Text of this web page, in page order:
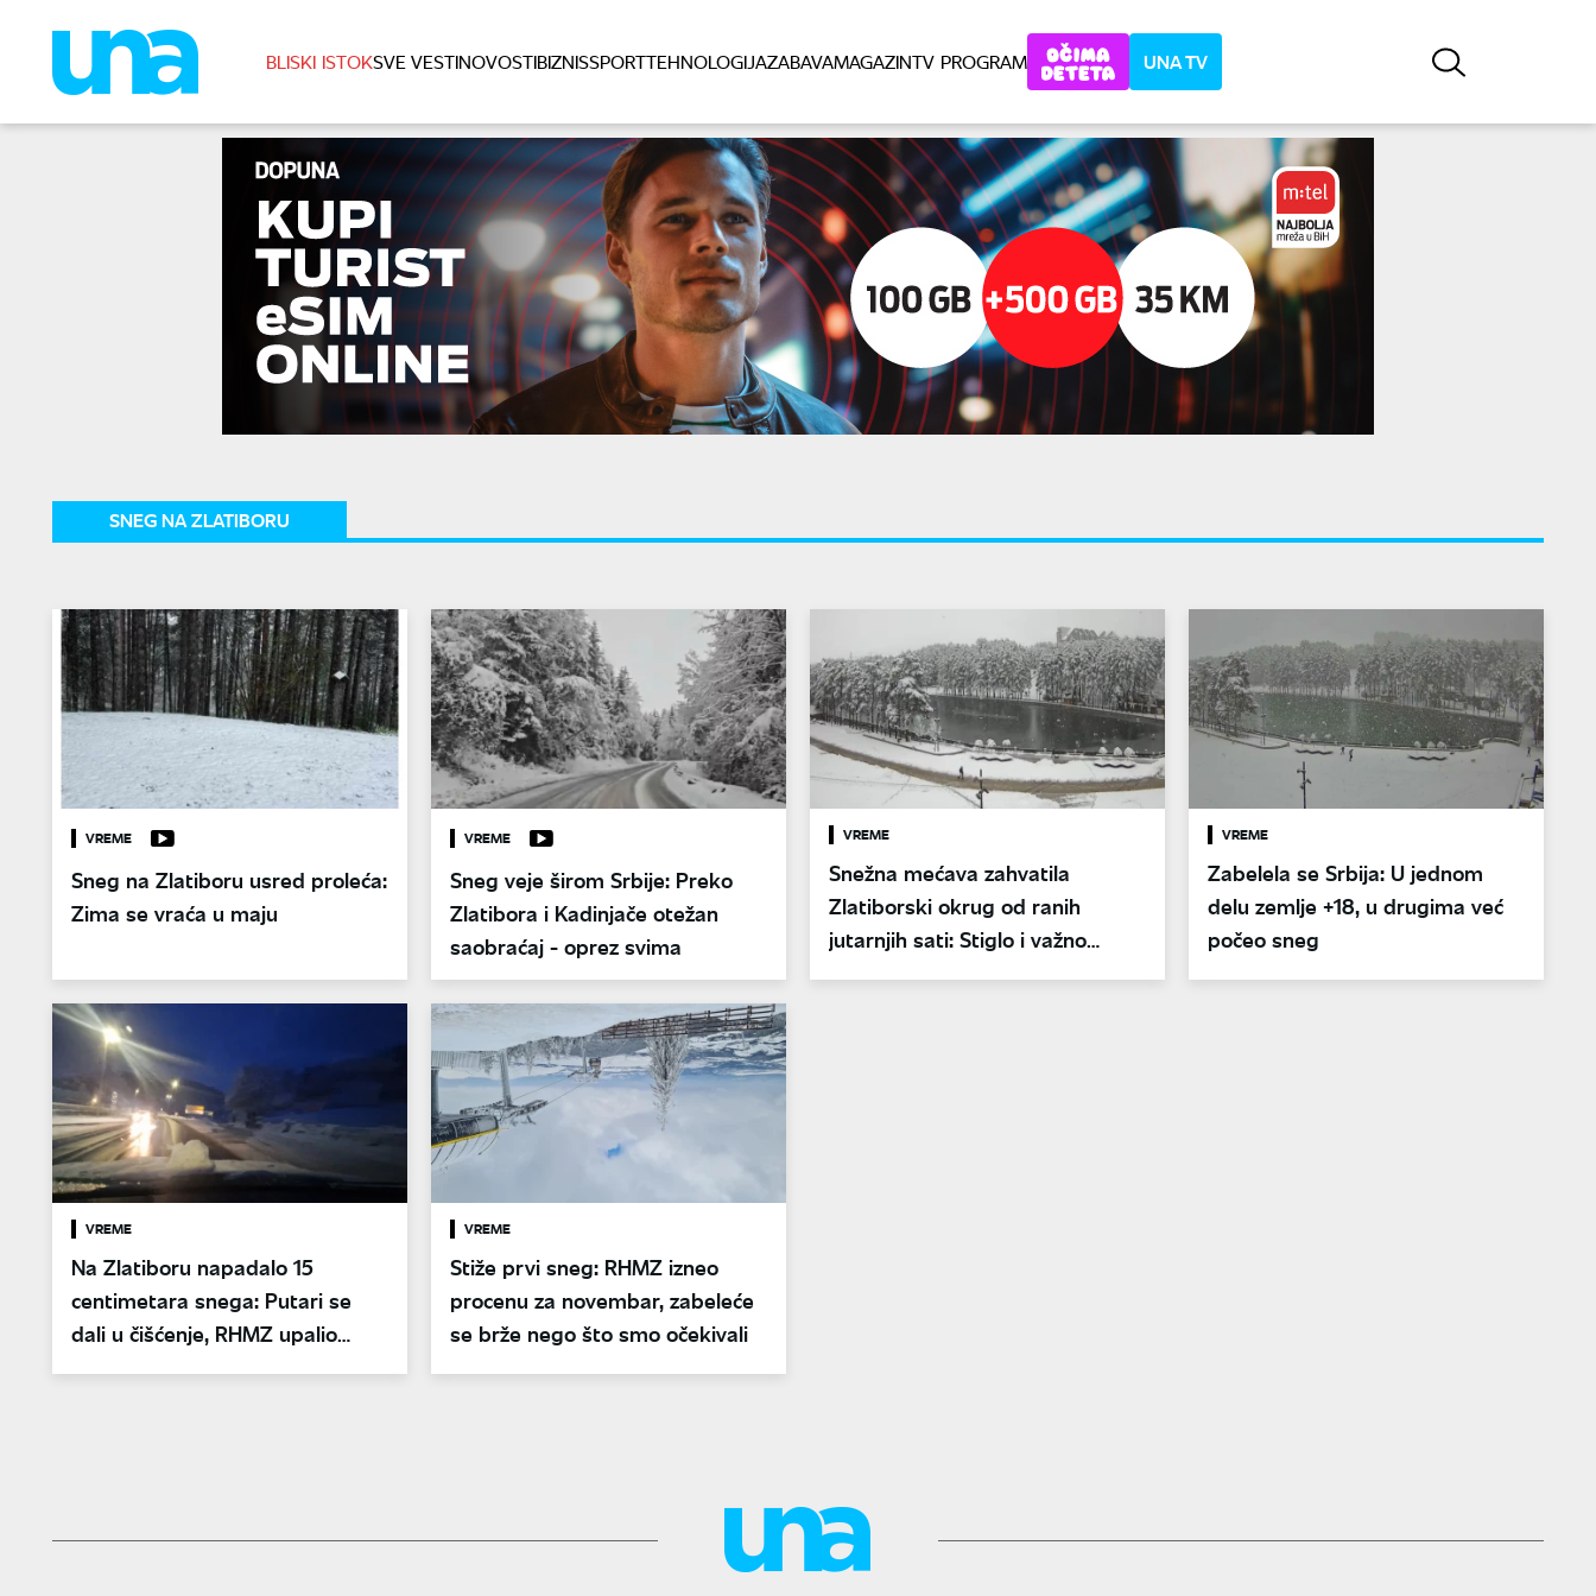
BLISKI ISTOKSVE VESTINOVOSTIBIZNISSPORTTEHNOLOGIJAZABAVAMAGAZINTV PROGRAM UNA TV
SNEG NA ZLATIBORU
VREME
Sneg na Zlatiboru usred proleća:
Zima se vraća u maju
VREME
Sneg veje širom Srbije: Preko
Zlatibora i Kadinjače otežan
saobraćaj - oprez svima
VREME
Snežna mećava zahvatila
Zlatiborski okrug od ranih
jutarnjih sati: Stiglo i važno
upozorenje za vozače
VREME
Zabelela se Srbija: U jednom
delu zemlje +18, u drugima već
počeo sneg
VREME
Na Zlatiboru napadalo 15
centimetara snega: Putari se
dali u čišćenje, RHMZ upalio
alarm
VREME
Stiže prvi sneg: RHMZ izneo
procenu za novembar, zabeleće
se brže nego što smo očekivali